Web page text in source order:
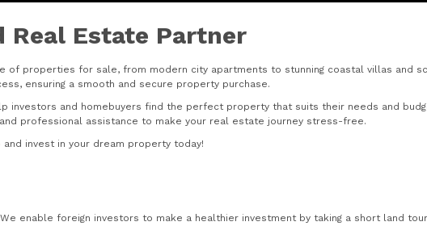
Real Estate Partner
of properties for sale, from modern city apartments to stunning coastal villas and
ensuring a smooth and secure property purchase.
and homebuyers find the perfect property that suits their needs and
professional assistance to make your real estate journey stress-free.
and invest in your dream property today!
enable foreign investors to make a healthier investment by taking a short land